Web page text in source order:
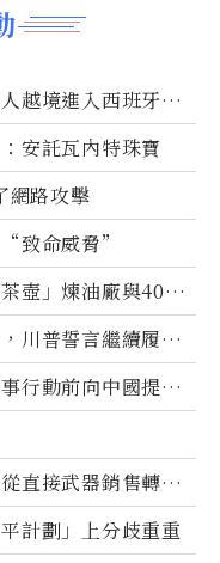
越境進入西班牙休
安託瓦內特珠寶
網路攻擊
致命威脅”
壺」煉油廠與40家
川普誓言繼續履行
行動前向中國提供
直接武器銷售轉向
計劃」上分歧重重